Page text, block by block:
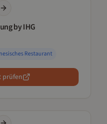
slide
Next slide
by IHG
Restaurant
prüfen